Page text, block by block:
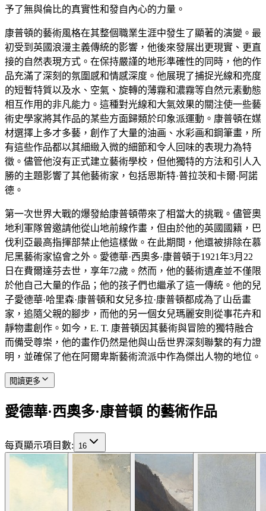
予了無與倫比的真實性和發自內心的力量。
康普頓的藝術風格在其整個職業生涯中發生了顯著的演變。最
初受到英國浪漫主義傳統的影響，他後來發展出更現實、更直
接的自然表現方式。在保持嚴謹的地形準確性的同時，他的作
品充滿了深刻的氛圍感和情感深度。他展現了捕捉光線和亮度
的短暫特質以及水、空氣、旋轉的薄霧和濃霧等自然元素動態
相互作用的非凡能力。這種對光線和大氣效果的關注使一些藝
術史學家將其作品的某些方面歸類於印象派運動。康普頓在媒
材選擇上多才多藝，創作了大量的油画、水彩画和鋼筆畫，所
有這些作品都以其細緻入微的細節和令人回味的表現力為特
徵。儘管他沒有正式建立藝術學校，但他獨特的方法和引人入
勝的主題影響了其他藝術家，包括恩斯特·普拉茨和卡爾·阿諾
德。
第一次世界大戰的爆發給康普頓帶來了相當大的挑戰。儘管奧
地利軍隊曾邀請他從山地前線作畫，但由於他的英國國籍，巴
伐利亞最高指揮部禁止他這樣做。在此期間，他還被排除在慕
尼黑藝術家協會之外。愛德華·西奧多·康普頓于1921年3月22
日在費爾達芬去世，享年72歲。然而，他的藝術遺產並不僅限
於他自己大量的作品；他的孩子們也繼承了這一傳統。他的兒
子愛德華·哈里森·康普頓和女兒多拉·康普頓都成為了山岳畫
家，追隨父親的腳步，而他的另一個女兒瑪麗安則從事花卉和
靜物畫創作。如今，E. T. 康普頓因其藝術與冒險的獨特融合
而備受尊崇，他的畫作仍然是他與山岳世界深刻聯繫的有力證
明，並確保了他在阿爾卑斯藝術流派中作為傑出人物的地位。
閱讀更多
愛德華·西奧多·康普頓 的藝術作品
每頁顯示項目數: 16